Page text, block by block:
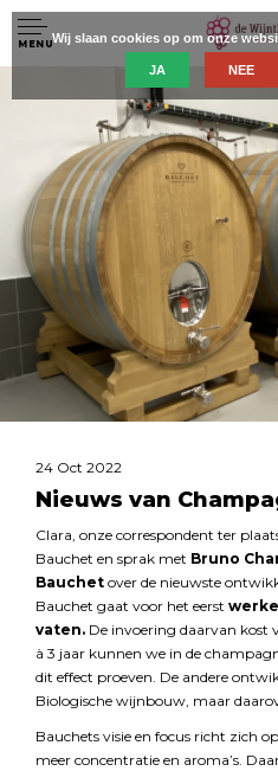
MENU
24 Oct 2022
Nieuws van
Clara, onze correspondent ter
Bauchet en sprak met Bruno
Bauchet over de nieuwste
Bauchet gaat voor het eerst
vaten. De invoering daarvan kost
à 3 jaar kunnen we in de
dit effect proeven. De andere
Biologische wijnbouw, maar
Bauchets visie en focus richt zich
meer concentratie en aroma’s.
Wij slaan cookies op om onze
JA NEE